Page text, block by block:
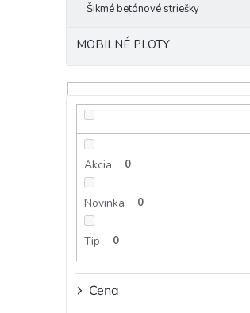
Šikmé betónové striešky
MOBILNÉ PLOTY
Akcia 0
Novinka 0
Tip 0
Cena